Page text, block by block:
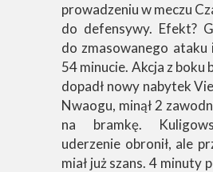
prowadzeniu w meczu
do defensywy. Efekt?
do zmasowanego
54 minucie. Akcja z boku
dopadł nowy nabytek
Nwaogu, minął 2
na bramkę.
uderzenie obronił, ale
miał już szans. 4 minuty